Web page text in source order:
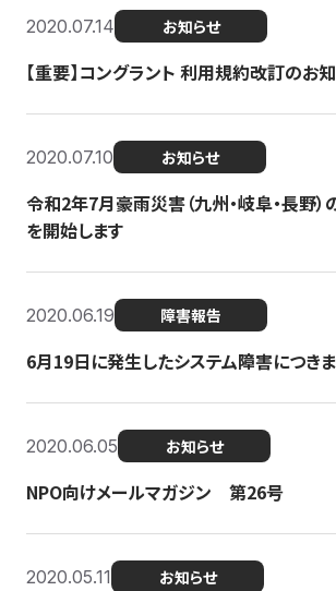
2020.07.14 お知らせ
【重要】コングラント 利用規約改訂のお
2020.07.10 お知らせ
令和2年7月豪雨災害（九州・岐阜・長野
を開始します
2020.06.19 障害報告
6月19日に発生したシステム障害につき
2020.06.05 お知らせ
NPO向けメールマガジン 第26号
2020.05.11 お知らせ